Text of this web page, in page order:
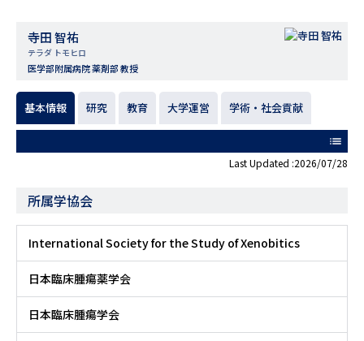
寺田 智祐
テラダ トモヒロ
医学部附属病院 薬剤部 教授
基本情報 研究 教育 大学運営 学術・社会貢献
list
Last Updated :2026/07/28
所属学協会
International Society for the Study of Xenobitics
日本臨床腫瘍薬学会
日本臨床腫瘍学会